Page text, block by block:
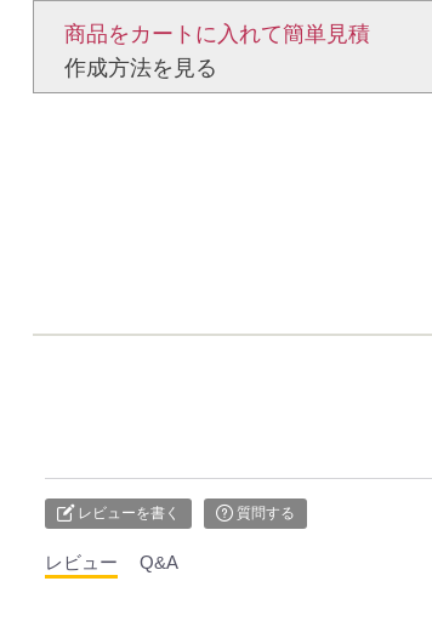
商品をカートに入れて簡単見積​
作成方法を見る​​
レビューを書く 質問する
レビュー Q&A